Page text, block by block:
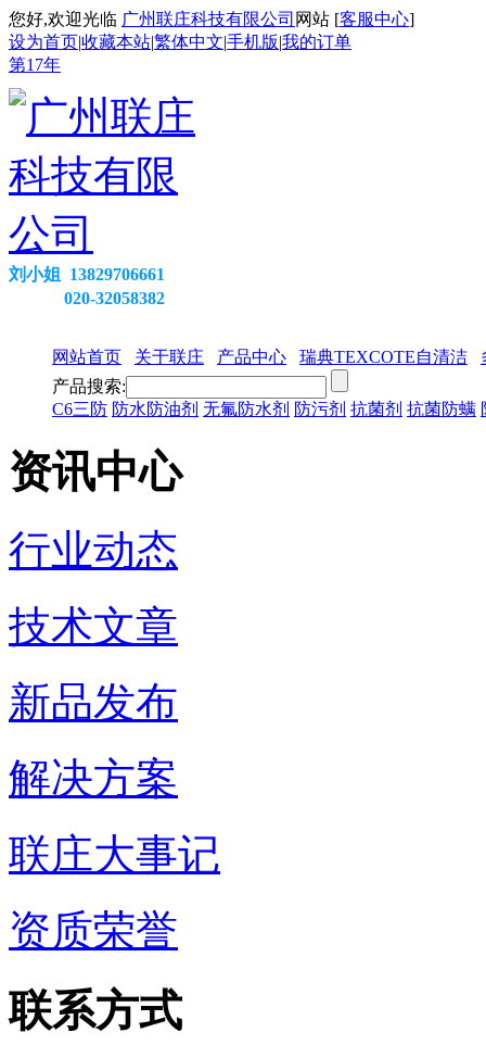
您好,欢迎光临 广州联庄科技有限公司 网站 [客服中心]
设为首页|收藏本站|繁体中文|手机版|我的订单
第17年
刘小姐 13829706661
020-32058382
网站首页 关于联庄 产品中心 瑞典TEXCOTE自清洁
产品搜索:
C6三防 防水防油剂 无氟防水剂 防污剂 抗菌剂 抗菌防螨
资讯中心
行业动态
技术文章
新品发布
解决方案
联庄大事记
资质荣誉
联系方式